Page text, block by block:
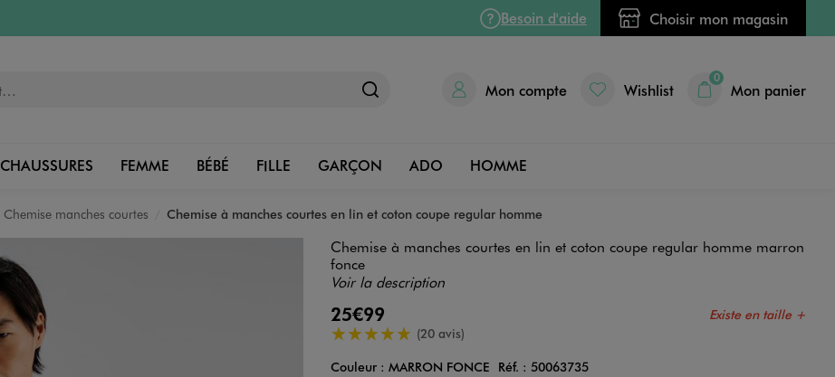
Besoin d'aide Choisir mon magasin
Mon compte Wishlist
0
Mon panier
CHAUSSURES FEMME BÉBÉ FILLE GARÇON ADO HOMME
Chemise manches courtes Chemise à manches courtes en lin et coton coupe regular homme
Chemise à manches courtes en lin et coton coupe regular homme marron
fonce
Voir la description
25€99 Existe en taille +
5/5 de moyenne(20 avis)
Couleur
Couleur : MARRON FONCE Réf. : 50063735